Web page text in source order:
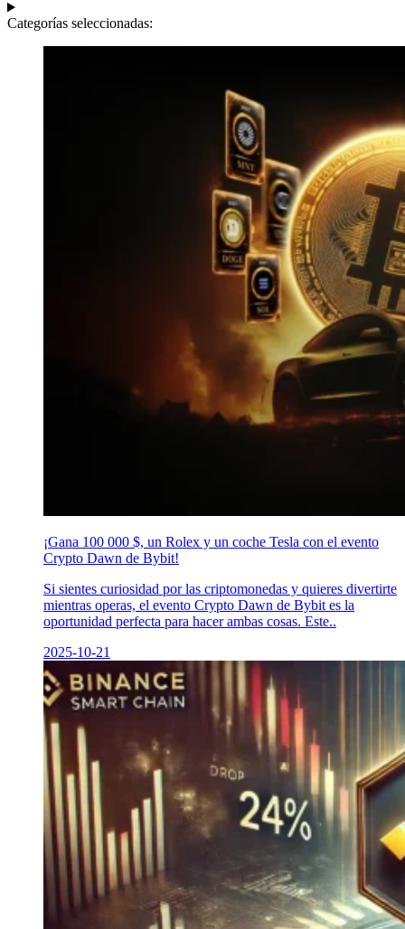
Categorías seleccionadas:
¡Gana 100 000 $, un Rolex y un coche Tesla con el evento
Crypto Dawn de Bybit!
Si sientes curiosidad por las criptomonedas y quieres divertirte
mientras operas, el evento Crypto Dawn de Bybit es la
oportunidad perfecta para hacer ambas cosas. Este..
2025-10-21